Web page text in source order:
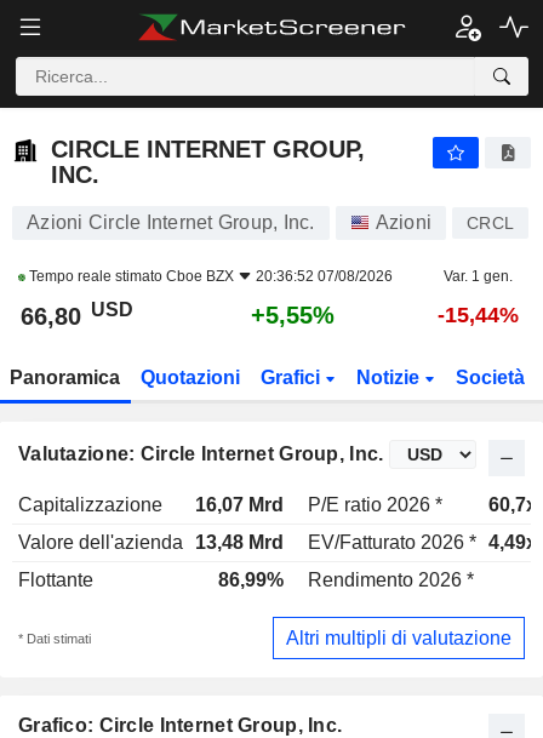
CIRCLE INTERNET GROUP,
INC.
Azioni Circle Internet Group, Inc. Azioni CRCL
Tempo reale stimato Cboe BZX 20:36:52 07/08/2026 Var. 1 gen.
66,80 USD +5,55% -15,44%
Panoramica Quotazioni Grafici Notizie Società
Valutazione: Circle Internet Group, Inc.
Capitalizzazione 16,07 Mrd P/E ratio 2026 *
60,7x
Valore dell'azienda
13,48 Mrd EV/Fatturato 2026 * 4,49x
Flottante
86,99% Rendimento 2026 *
* Dati stimati Altri multipli di valutazione
Grafico: Circle Internet Group, Inc.